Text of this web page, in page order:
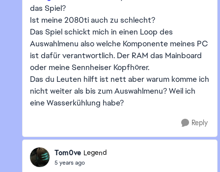
das Spiel?
Ist meine 2080ti auch zu schlecht?
Das Spiel schickt mich in einen Loop des
Auswahlmenu also welche Komponente meines PC
ist dafür verantwortlich. Der RAM das Mainboard
oder meine Sennheiser Kopfhörer.
Das du Leuten hilft ist nett aber warum komme ich
nicht weiter als bis zum Auswahlmenu? Weil ich
eine Wasserkühlung habe?
Reply
Tom0ve Legend
5 years ago